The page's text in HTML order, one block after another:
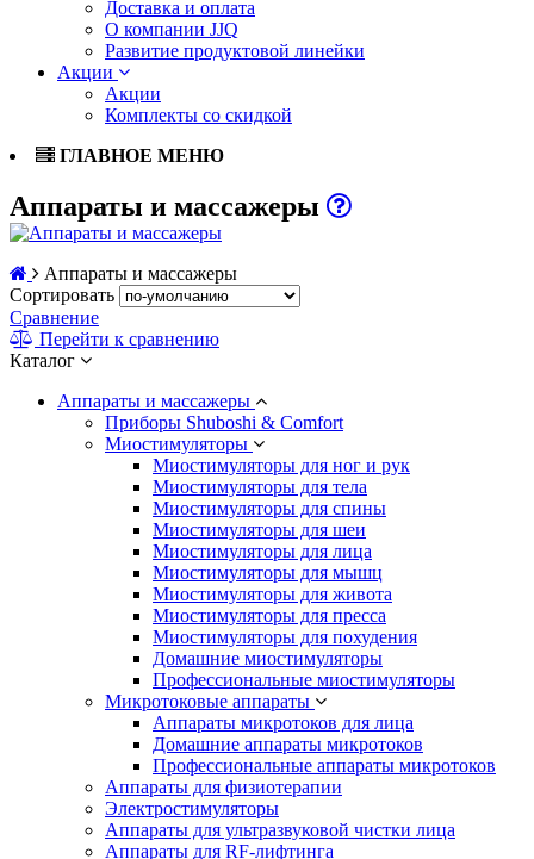
Доставка и оплата
О компании JJQ
Развитие продуктовой линейки
Акции
Акции
Комплекты со скидкой
ГЛАВНОЕ МЕНЮ
Аппараты и массажеры
Аппараты и массажеры
Сортировать
Сравнение
Перейти к сравнению
Каталог
Аппараты и массажеры
Приборы Shuboshi & Comfort
Миостимуляторы
Миостимуляторы для ног и рук
Миостимуляторы для тела
Миостимуляторы для спины
Миостимуляторы для шеи
Миостимуляторы для лица
Миостимуляторы для мышц
Миостимуляторы для живота
Миостимуляторы для пресса
Миостимуляторы для похудения
Домашние миостимуляторы
Профессиональные миостимуляторы
Микротоковые аппараты
Аппараты микротоков для лица
Домашние аппараты микротоков
Профессиональные аппараты микротоков
Аппараты для физиотерапии
Электростимуляторы
Аппараты для ультразвуковой чистки лица
Аппараты для RF-лифтинга